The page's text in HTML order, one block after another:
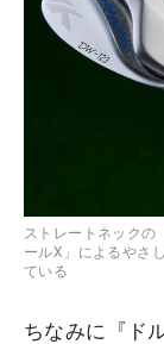
ストレートネックの
ールX」によるやさ
ている
ちなみに『ド